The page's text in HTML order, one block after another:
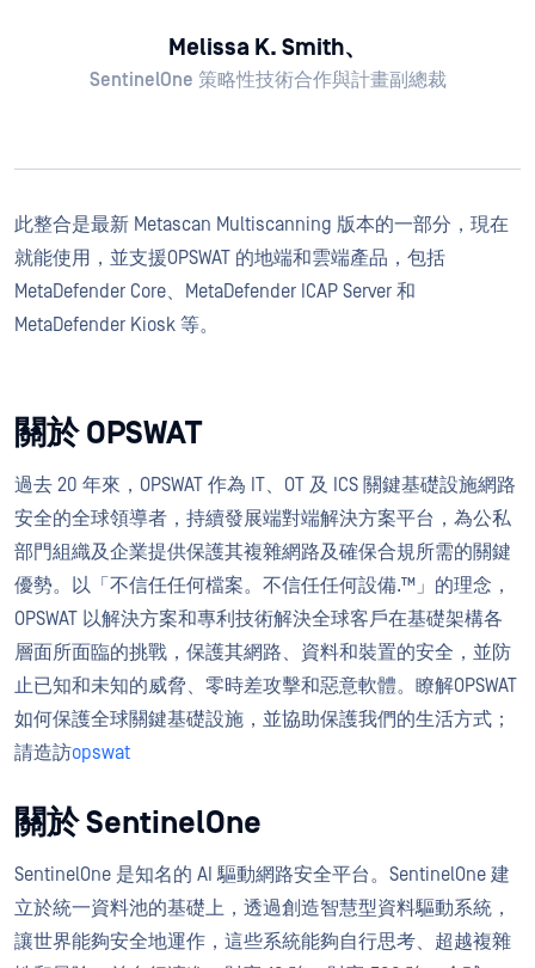
Melissa K. Smith、
SentinelOne 策略性技術合作與計畫副總裁
此整合是最新 Metascan Multiscanning 版本的一部分，現在
就能使用，並支援OPSWAT 的地端和雲端產品，包括
MetaDefender Core、MetaDefender ICAP Server 和
MetaDefender Kiosk 等。
關於 OPSWAT
過去 20 年來，OPSWAT 作為 IT、OT 及 ICS 關鍵基礎設施網路
安全的全球領導者，持續發展端對端解決方案平台，為公私
部門組織及企業提供保護其複雜網路及確保合規所需的關鍵
優勢。以「不信任任何檔案。不信任任何設備.™」的理念，
OPSWAT 以解決方案和專利技術解決全球客戶在基礎架構各
層面所面臨的挑戰，保護其網路、資料和裝置的安全，並防
止已知和未知的威脅、零時差攻擊和惡意軟體。瞭解OPSWAT
如何保護全球關鍵基礎設施，並協助保護我們的生活方式；
請造訪opswat
關於 SentinelOne
SentinelOne 是知名的 AI 驅動網路安全平台。SentinelOne 建
立於統一資料池的基礎上，透過創造智慧型資料驅動系統，
讓世界能夠安全地運作，這些系統能夠自行思考、超越複雜